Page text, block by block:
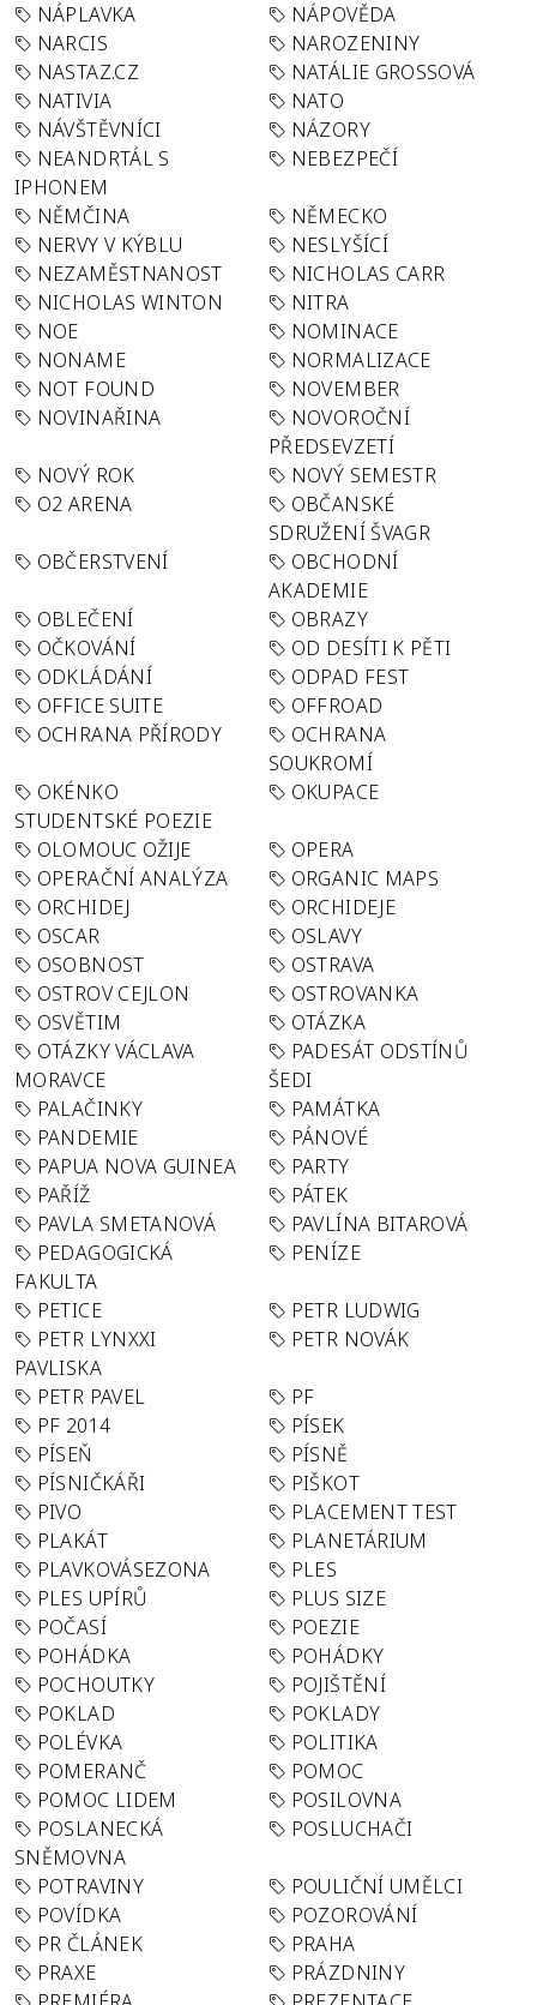
NÁPLAVKA
NÁPOVĚDA
NARCIS
NAROZENINY
NASTAZ.CZ
NATÁLIE GROSSOVÁ
NATIVIA
NATO
NÁVŠTĚVNÍCI
NÁZORY
NEANDRTÁL S
IPHONEM
NEBEZPEČÍ
NĚMČINA
NĚMECKO
NERVY V KÝBLU
NESLYŠÍCÍ
NEZAMĚSTNANOST
NICHOLAS CARR
NICHOLAS WINTON
NITRA
NOE
NOMINACE
NONAME
NORMALIZACE
NOT FOUND
NOVEMBER
NOVINAŘINA
NOVOROČNÍ
PŘEDSEVZETÍ
NOVÝ ROK
NOVÝ SEMESTR
O2 ARENA
OBČANSKÉ
SDRUŽENÍ ŠVAGR
OBČERSTVENÍ
OBCHODNÍ
AKADEMIE
OBLEČENÍ
OBRAZY
OČKOVÁNÍ
OD DESÍTI K PĚTI
ODKLÁDÁNÍ
ODPAD FEST
OFFICE SUITE
OFFROAD
OCHRANA PŘÍRODY
OCHRANA
SOUKROMÍ
OKÉNKO
STUDENTSKÉ POEZIE
OKUPACE
OLOMOUC OŽIJE
OPERA
OPERAČNÍ ANALÝZA
ORGANIC MAPS
ORCHIDEJ
ORCHIDEJE
OSCAR
OSLAVY
OSOBNOST
OSTRAVA
OSTROV CEJLON
OSTROVANKA
OSVĚTIM
OTÁZKA
OTÁZKY VÁCLAVA
MORAVCE
PADESÁT ODSTÍNŮ
ŠEDI
PALAČINKY
PAMÁTKA
PANDEMIE
PÁNOVÉ
PAPUA NOVA GUINEA
PARTY
PAŘÍŽ
PÁTEK
PAVLA SMETANOVÁ
PAVLÍNA BITAROVÁ
PEDAGOGICKÁ
FAKULTA
PENÍZE
PETICE
PETR LUDWIG
PETR LYNXXI
PAVLISKA
PETR NOVÁK
PETR PAVEL
PF
PF 2014
PÍSEK
PÍSEŇ
PÍSNĚ
PÍSNIČKÁŘI
PIŠKOT
PIVO
PLACEMENT TEST
PLAKÁT
PLANETÁRIUM
PLAVKOVÁSEZONA
PLES
PLES UPÍRŮ
PLUS SIZE
POČASÍ
POEZIE
POHÁDKA
POHÁDKY
POCHOUTKY
POJIŠTĚNÍ
POKLAD
POKLADY
POLÉVKA
POLITIKA
POMERANČ
POMOC
POMOC LIDEM
POSILOVNA
POSLANECKÁ
SNĚMOVNA
POSLUCHAČI
POTRAVINY
POULIČNÍ UMĚLCI
POVÍDKA
POZOROVÁNÍ
PR ČLÁNEK
PRAHA
PRAXE
PRÁZDNINY